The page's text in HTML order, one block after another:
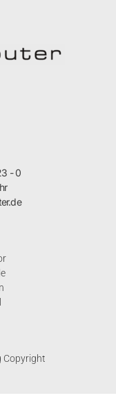
- 0
Copyright